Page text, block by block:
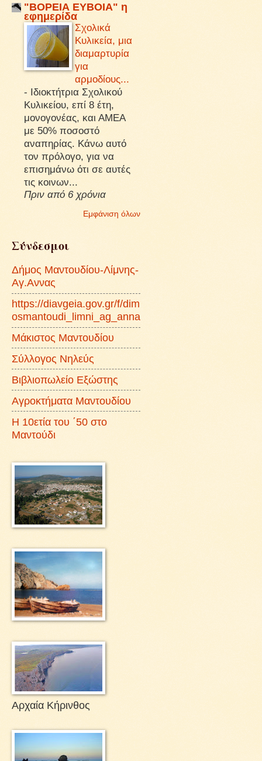
"ΒΟΡΕΙΑ ΕΥΒΟΙΑ" η
εφημερίδα
Σχολικά
Κυλικεία, μια
διαμαρτυρία
για
αρμοδίους...
- Ιδιοκτήτρια Σχολικού
Κυλικείου, επί 8 έτη,
μονογονέας, και ΑΜΕΑ
με 50% ποσοστό
αναπηρίας. Κάνω αυτό
τον πρόλογο, για να
επισημάνω ότι σε αυτές
τις κοινων...
Πριν από 6 χρόνια
Εμφάνιση όλων
Σύνδεσμοι
Δήμος Μαντουδίου-Λίμνης-
Αγ.Αννας
https://diavgeia.gov.gr/f/dim
osmantoudi_limni_ag_anna
Μάκιστος Μαντουδίου
Σύλλογος Νηλεύς
Βιβλιοπωλείο Εξώστης
Αγροκτήματα Μαντουδίου
Η 10ετία του ΄50 στο
Μαντούδι
Αρχαία Κήρινθος